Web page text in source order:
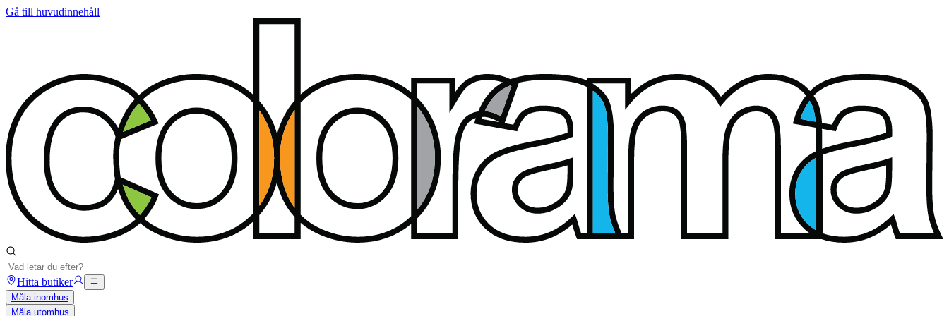
Gå till huvudinnehåll
Hitta butiker
Måla inomhus
Måla utomhus